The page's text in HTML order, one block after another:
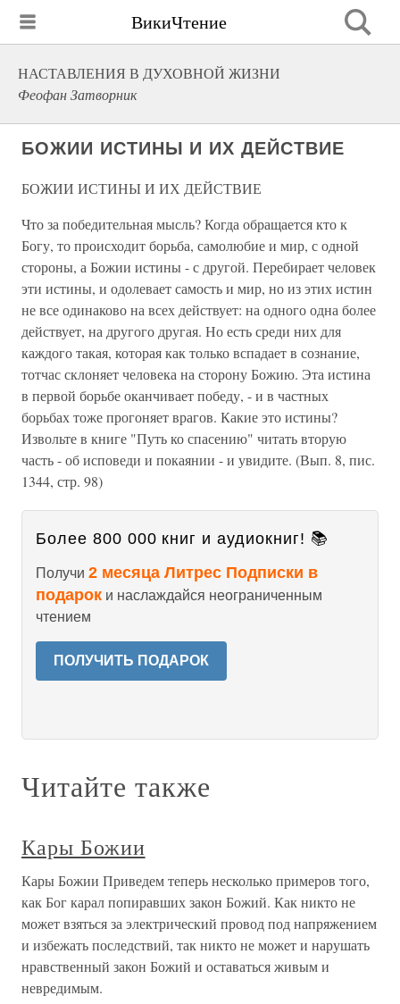
ВикиЧтение
НАСТАВЛЕНИЯ В ДУХОВНОЙ ЖИЗНИ
Феофан Затворник
БОЖИИ ИСТИНЫ И ИХ ДЕЙСТВИЕ
БОЖИИ ИСТИНЫ И ИХ ДЕЙСТВИЕ
Что за победительная мысль? Когда обращается кто к
Богу, то происходит борьба, самолюбие и мир, с одной
стороны, а Божии истины - с другой. Перебирает человек
эти истины, и одолевает самость и мир, но из этих истин
не все одинаково на всех действует: на одного одна более
действует, на другого другая. Но есть среди них для
каждого такая, которая как только вспадает в сознание,
тотчас склоняет человека на сторону Божию. Эта истина
в первой борьбе оканчивает победу, - и в частных
борьбах тоже прогоняет врагов. Какие это истины?
Извольте в книге "Путь ко спасению" читать вторую
часть - об исповеди и покаянии - и увидите. (Вып. 8, пис.
1344, стр. 98)
Более 800 000 книг и аудиокниг! 📚
Получи 2 месяца Литрес Подписки в
подарок и наслаждайся неограниченным
чтением
ПОЛУЧИТЬ ПОДАРОК
Читайте также
Кары Божии
Кары Божии Приведем теперь несколько примеров того,
как Бог карал попиравших закон Божий. Как никто не
может взяться за электрический провод под напряжением
и избежать последствий, так никто не может и нарушать
нравственный закон Божий и оставаться живым и
невредимым.